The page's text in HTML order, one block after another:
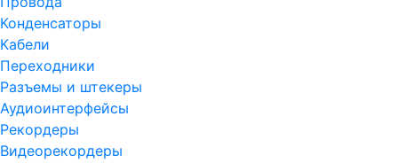
Конденсаторы
Кабели
Переходники
Разъемы и штекеры
Аудиоинтерфейсы
Рекордеры
Видеорекордеры